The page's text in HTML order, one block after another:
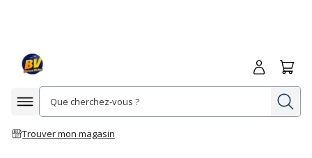
Afficher la navigation
Trouver mon magasin
Me